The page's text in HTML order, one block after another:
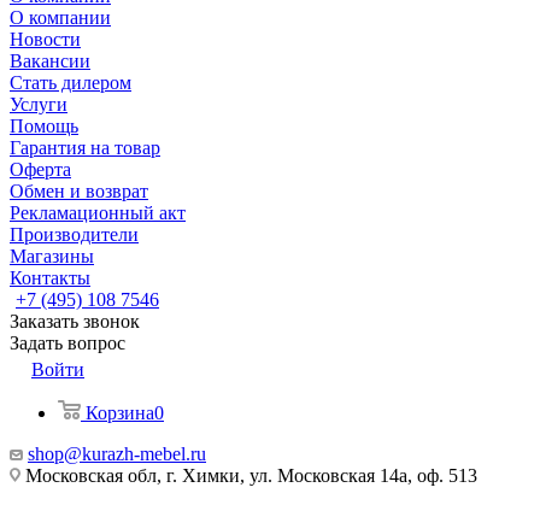
О компании
Новости
Вакансии
Стать дилером
Услуги
Помощь
Гарантия на товар
Оферта
Обмен и возврат
Рекламационный акт
Производители
Магазины
Контакты
+7 (495) 108 7546
Заказать звонок
Задать вопрос
Войти
Корзина0
shop@kurazh-mebel.ru
Московская обл, г. Химки, ул. Московская 14а, оф. 513